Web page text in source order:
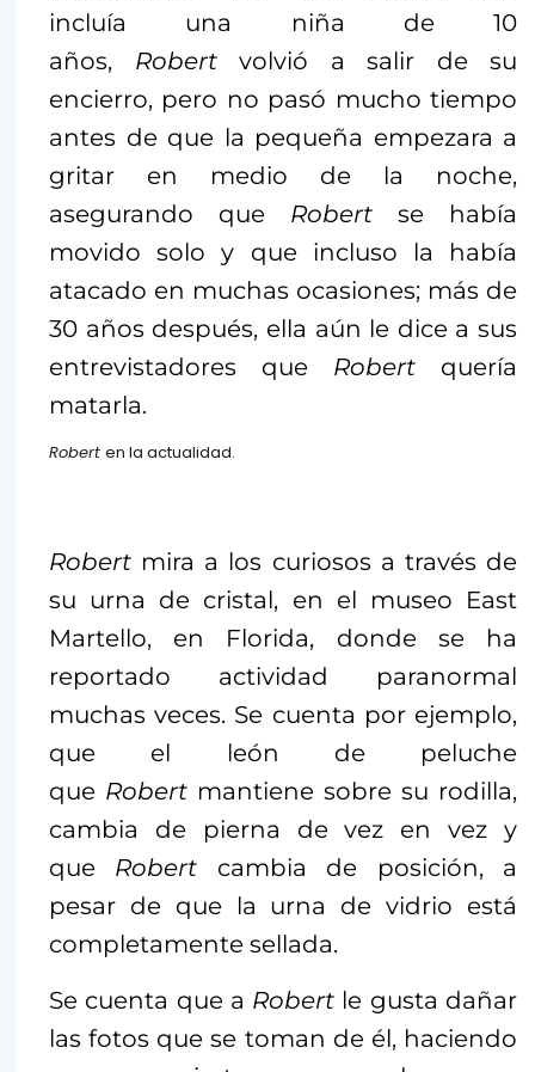
incluía una niña de 10
años, Robert volvió a salir de su
encierro, pero no pasó mucho tiempo
antes de que la pequeña empezara a
gritar en medio de la noche,
asegurando que Robert se había
movido solo y que incluso la había
atacado en muchas ocasiones; más de
30 años después, ella aún le dice a sus
entrevistadores que Robert quería
matarla.
Robert en la actualidad.
Robert mira a los curiosos a través de
su urna de cristal, en el museo East
Martello, en Florida, donde se ha
reportado actividad paranormal
muchas veces. Se cuenta por ejemplo,
que el león de peluche
que Robert mantiene sobre su rodilla,
cambia de pierna de vez en vez y
que Robert cambia de posición, a
pesar de que la urna de vidrio está
completamente sellada.
Se cuenta que a Robert le gusta dañar
las fotos que se toman de él, haciendo